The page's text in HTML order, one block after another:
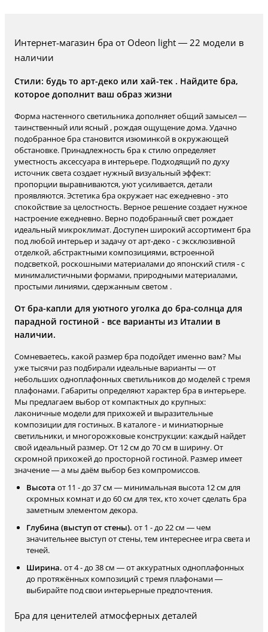
Интернет-магазин бра от Odeon light — 22 модели в
наличии
Стили: будь то арт-деко или хай-тек . Найдите бра,
которое дополнит ваш образ жизни
Форма настенного светильника дополняет общий замысел —
таинственный или ясный , рождая ощущение дома. Удачно
подобранное бра становится изюминкой в окружающей
обстановке. Принадлежность бра к стилю определяет
уместность аксессуара в интерьере. Подходящий по духу
источник света создает нужный визуальный эффект:
пропорции выравниваются, уют усиливается, детали
проявляются. Эстетика бра окружает нас ежедневно - это
спокойствие за целостность. Верное решение создает нужное
настроение ежедневно. Верно подобранный свет рождает
идеальный микроклимат. Доступен широкий ассортимент бра
под любой интерьер и задачу от арт-деко - с эксклюзивной
отделкой, абстрактными композициями, встроенной
подсветкой, роскошными материалами до японский стиля - с
минималистичными формами, природными материалами,
простыми линиями, сдержанным светом .
От бра-капли для уютного уголка до бра-солнца для
парадной гостиной - все варианты из Италии в
наличии.
Сомневаетесь, какой размер бра подойдет именно вам? Мы
уже тысячи раз подбирали идеальные варианты — от
небольших одноплафонных светильников до моделей с тремя
плафонами. Габариты определяют характер бра в интерьере.
Мы предлагаем выбор от компактных до крупных:
лаконичные модели для прихожей и выразительные
композиции для гостиных. В каталоге - и миниатюрные
светильники, и многорожковые конструкции: каждый найдет
свой идеальный размер. От 12 см до 70 см в ширину. От
скромной прихожей до просторной гостиной. Размер имеет
значение — а мы даём выбор без компромиссов.
Высота от 11 - до 37 см — минимальная высота 12 см для
скромных комнат и до 60 см для тех, кто хочет сделать бра
заметным элементом декора.
Глубина (выступ от стены). от 1 - до 22 см — чем
значительнее выступ от стены, тем интереснее игра света и
теней.
Ширина. от 4 - до 38 см — от аккуратных одноплафонных
до протяжённых композиций с тремя плафонами —
выбирайте под свои интерьерные предпочтения.
Бра для ценителей атмосферных деталей